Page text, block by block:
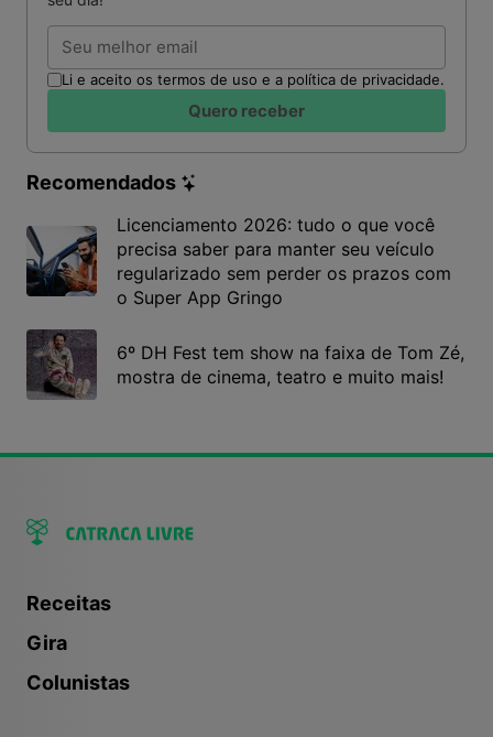
Email
Li e aceito os termos de uso e a política de privacidade.
Quero receber
Recomendados
Licenciamento 2026: tudo o que você
precisa saber para manter seu veículo
regularizado sem perder os prazos com
o Super App Gringo
6º DH Fest tem show na faixa de Tom Zé,
mostra de cinema, teatro e muito mais!
Receitas
Gira
Colunistas